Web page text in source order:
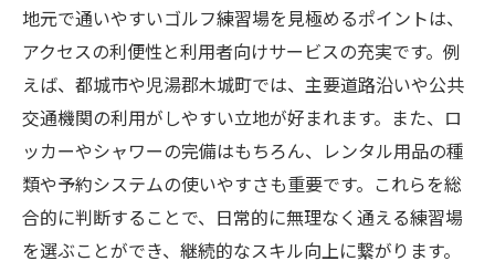
地元で通いやすいゴルフ練習場を見極めるポイントは、
アクセスの利便性と利用者向けサービスの充実です。例
えば、都城市や児湯郡木城町では、主要道路沿いや公共
交通機関の利用がしやすい立地が好まれます。また、ロ
ッカーやシャワーの完備はもちろん、レンタル用品の種
類や予約システムの使いやすさも重要です。これらを総
合的に判断することで、日常的に無理なく通える練習場
を選ぶことができ、継続的なスキル向上に繋がります。